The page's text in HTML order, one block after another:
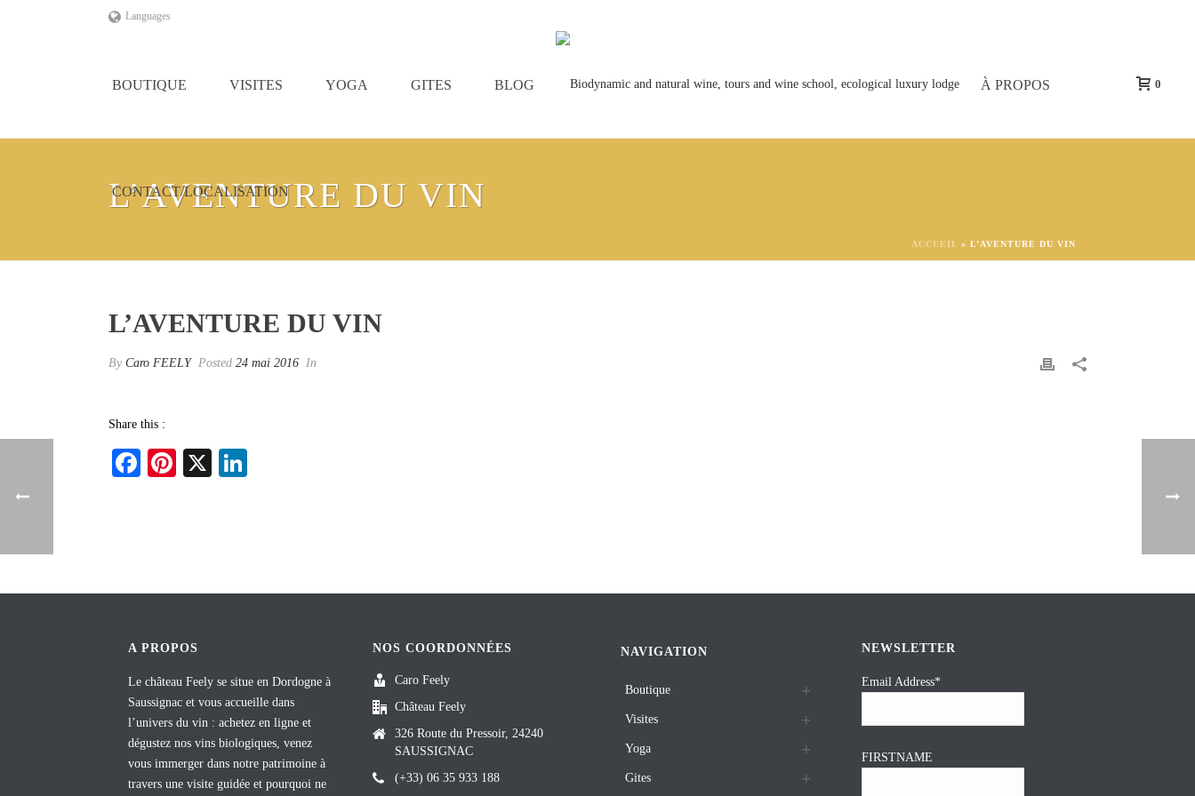
Languages
BOUTIQUE VISITES YOGA GITES BLOG À PROPOS
CONTACT/LOCALISATION
0
L’AVENTURE DU VIN
ACCUEIL » L’AVENTURE DU VIN
L’AVENTURE DU VIN
By Caro FEELY Posted 24 mai 2016 In
Share this :
Fa
Pi
X
A PROPOS
Le château Feely se situe en Dordogne à
Saussignac et vous accueille dans
l’univers du vin : achetez en ligne et
dégustez nos vins biologiques, venez
vous immerger dans notre patrimoine à
travers une visite guidée et pourquoi ne
NOS COORDONNÉES
Caro Feely
Château Feely
326 Route du Pressoir, 24240
SAUSSIGNAC
(+33) 06 35 933 188
NAVIGATION
Boutique
Visites
Yoga
Gites
NEWSLETTER
Email Address*
FIRSTNAME